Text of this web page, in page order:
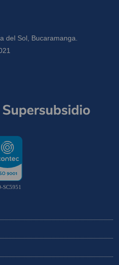
del Sol, Bucaramanga.
SC5951